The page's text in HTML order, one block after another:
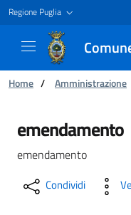
Regione Puglia
Ti trovi in:
Home / Amministrazione
emendamento -
emendamento
emendamento
Condividi